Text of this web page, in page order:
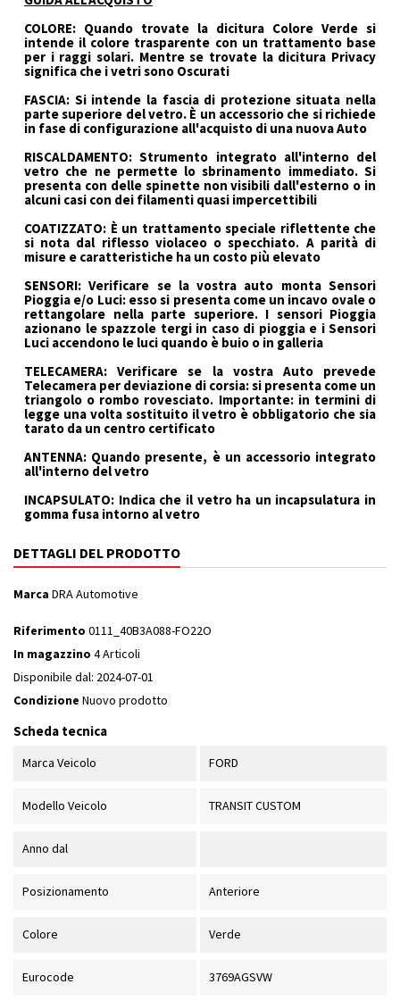
COLORE: Quando trovate la dicitura Colore Verde si
intende il colore trasparente con un trattamento base
per i raggi solari. Mentre se trovate la dicitura Privacy
significa che i vetri sono Oscurati
FASCIA: Si intende la fascia di protezione situata nella
parte superiore del vetro. È un accessorio che si richiede
in fase di configurazione all'acquisto di una nuova Auto
RISCALDAMENTO: Strumento integrato all'interno del
vetro che ne permette lo sbrinamento immediato. Si
presenta con delle spinette non visibili dall'esterno o in
alcuni casi con dei filamenti quasi impercettibili
COATIZZATO: È un trattamento speciale riflettente che
si nota dal riflesso violaceo o specchiato. A parità di
misure e caratteristiche ha un costo più elevato
SENSORI: Verificare se la vostra auto monta Sensori
Pioggia e/o Luci: esso si presenta come un incavo ovale o
rettangolare nella parte superiore. I sensori Pioggia
azionano le spazzole tergi in caso di pioggia e i Sensori
Luci accendono le luci quando è buio o in galleria
TELECAMERA: Verificare se la vostra Auto prevede
Telecamera per deviazione di corsia: si presenta come un
triangolo o rombo rovesciato. Importante: in termini di
legge una volta sostituito il vetro è obbligatorio che sia
tarato da un centro certificato
ANTENNA: Quando presente, è un accessorio integrato
all'interno del vetro
INCAPSULATO: Indica che il vetro ha un incapsulatura in
gomma fusa intorno al vetro
DETTAGLI DEL PRODOTTO
Marca DRA Automotive
Riferimento 0111_40B3A088-FO22O
In magazzino 4 Articoli
Disponibile dal: 2024-07-01
Condizione Nuovo prodotto
Scheda tecnica
Marca Veicolo FORD
Modello Veicolo TRANSIT CUSTOM
Anno dal
Posizionamento Anteriore
Colore Verde
Eurocode 3769AGSVW